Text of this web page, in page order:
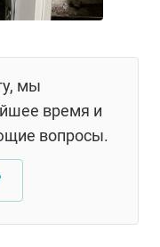
мы
время и
вопросы.